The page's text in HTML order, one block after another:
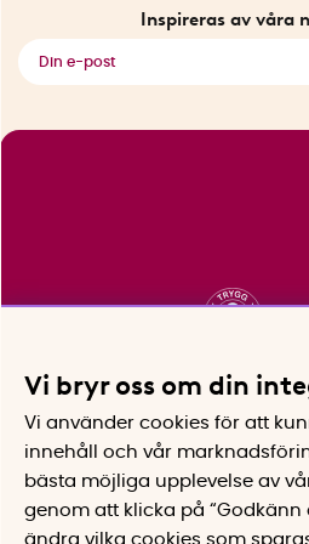
Inspireras av våra
Vi bryr oss om din
Vi använder cookies för att
innehåll och vår
bästa möjliga upplevelse av
genom att klicka på “Godkänn
ändra vilka cookies som